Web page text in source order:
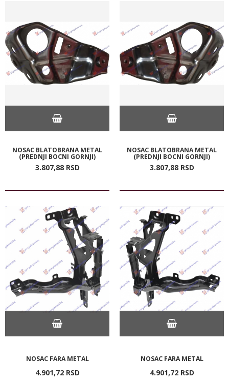
NOSAC BLATOBRANA METAL
(PREDNJI BOCNI GORNJI)
3.807,88 RSD
NOSAC BLATOBRANA METAL
(PREDNJI BOCNI GORNJI)
3.807,88 RSD
NOSAC FARA METAL
4.901,72 RSD
NOSAC FARA METAL
4.901,72 RSD